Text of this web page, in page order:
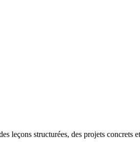
leçons structurées, des projets concrets